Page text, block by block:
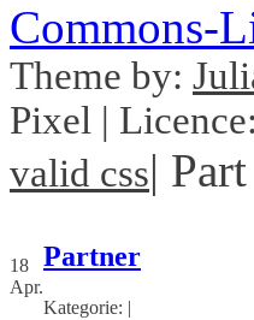
Commons-
Theme by:
Pixel | Licence:
valid css|
18
Apr.
Partner
Kategorie: |